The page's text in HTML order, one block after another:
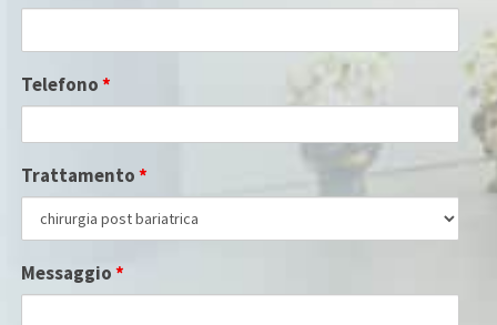
Telefono*
Trattamento*
Messaggio*